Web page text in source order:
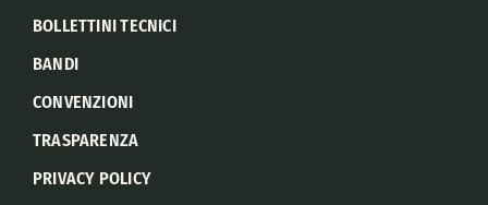
BOLLETTINI TECNICI
BANDI
CONVENZIONI
TRASPARENZA
PRIVACY POLICY